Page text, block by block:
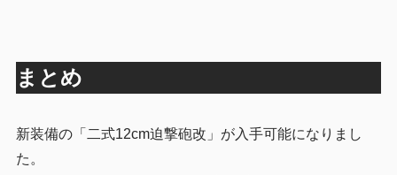
まとめ
新装備の「二式12cm迫撃砲改」が入手可能になりまし
た。